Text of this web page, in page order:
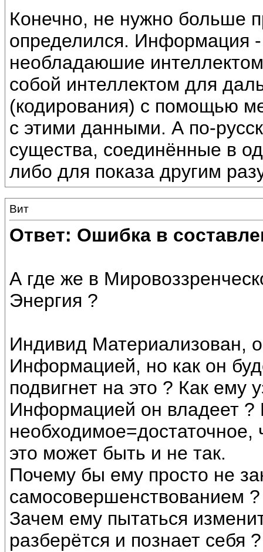
Конечно, не нужно больше
определился. Информация
необладаюшие
собой интеллектом для
(кодирования) с помощью
с этими данными. А по-
существа, соединённые в
либо для показа другим
Вит
Ответ: Ошибка в
А где же в
Энергия ?
Индивид Материализован,
Информацией, но как он
подвигнет на это ? Как ему
Информацией он владеет ?
это может быть и не так.
Почему бы ему просто не
самосовершенствованием ?
Зачем ему пытаться
разберётся и познает себя ?